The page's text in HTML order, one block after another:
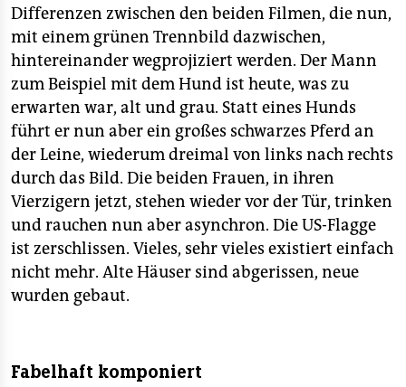
Differenzen zwischen den beiden Filmen, die nun,
mit einem grünen Trennbild dazwischen,
hintereinander wegprojiziert werden. Der Mann
zum Beispiel mit dem Hund ist heute, was zu
erwarten war, alt und grau. Statt eines Hunds
führt er nun aber ein großes schwarzes Pferd an
der Leine, wiederum dreimal von links nach rechts
durch das Bild. Die beiden Frauen, in ihren
Vierzigern jetzt, stehen wieder vor der Tür, trinken
und rauchen nun aber asynchron. Die US-Flagge
ist zerschlissen. Vieles, sehr vieles existiert einfach
nicht mehr. Alte Häuser sind abgerissen, neue
wurden gebaut.
Fabelhaft komponiert